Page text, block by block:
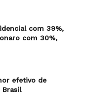
com 39%,
com 30%,
efetivo de